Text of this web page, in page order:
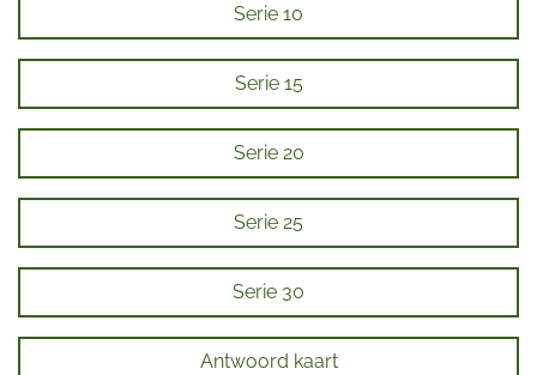
Serie 10
Serie 15
Serie 20
Serie 25
Serie 30
Antwoord kaart